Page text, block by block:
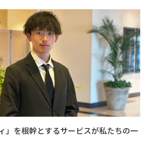
」を根幹とするサービスが私たちの一